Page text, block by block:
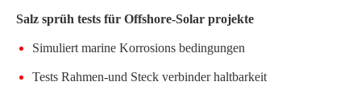
Salz sprüh tests für Offshore-Solar projekte
Simuliert marine Korrosions bedingungen
Tests Rahmen-und Steck verbinder haltbarkeit